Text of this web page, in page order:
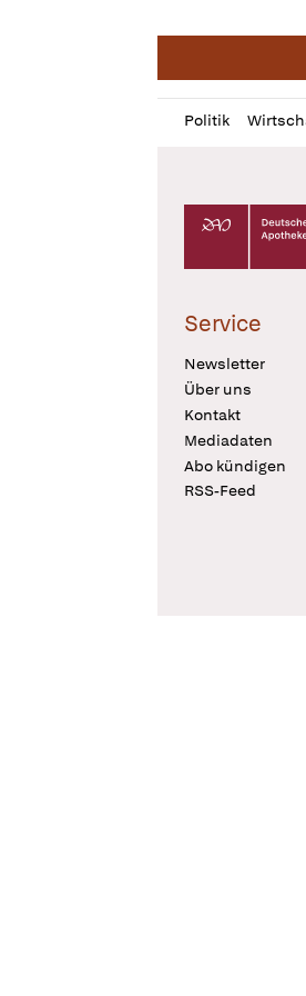
Politik
Profil
öffnen
Daz
Pur
Deutscher
Service
Newsletter
Über uns
Kontakt
Mediadaten
Abo kündigen
RSS-Feed